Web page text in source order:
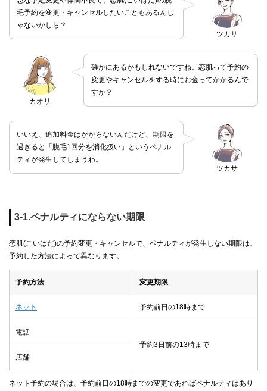
ツカサ
毛予約を変更・キャンセルしたいこともあるんじ
ゃないかしら？
カオリ
確かにあるかもしれないですね。恋肌って予約の
変更やキャンセルをする時にお金ってかかるんで
すか？
ツカサ
いいえ、追加料金はかからないんだけど、期限を
過ぎると「脱毛1回分を消化扱い」というペナル
ティが発生してしまうわ。
3-1.ペナルティにならない期限
恋肌(こいはだ)の予約変更・キャンセルで、ペナルティが発生しない期限は、
予約した方法によって異なります。
予約方法 変更期限
ネット 予約前日の18時まで
電話
予約3日前の13時まで
店舗
ネット予約の場合は、予約前日の18時までの変更であればペナルティはあり